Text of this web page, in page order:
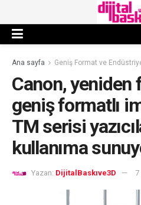
Ana sayfa Geniş Format ve
Canon,
geniş formatlı
TM serisi
kullanıma
Yazan: DijitalBaskıve3D